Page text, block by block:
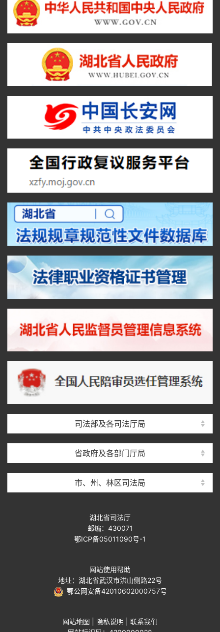
司法部及各司法厅局
省政府及各部门厅局
市、州、林区司法局
湖北省司法厅
邮编：430071
鄂ICP备05011090号-1
网站使用帮助
地址：湖北省武汉市洪山侧路22号
鄂公网安备42010602000757号
网站地图 隐私说明
联系我们